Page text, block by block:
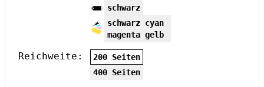
schwarz
schwarz cyan
magenta gelb
Reichweite:
200 Seiten
400 Seiten